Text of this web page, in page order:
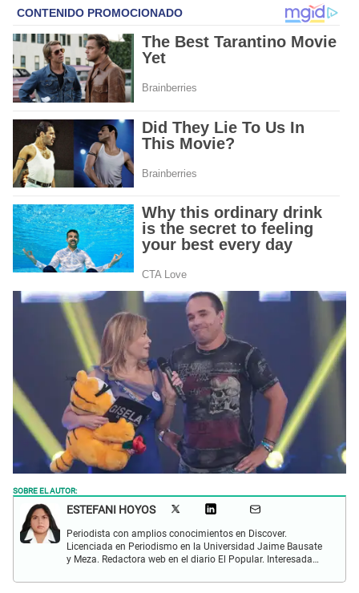
SOBRE EL AUTOR:
ESTEFANI HOYOS
Periodista con amplios conocimientos en Discover.
Licenciada en Periodismo en la Universidad Jaime Bausate
y Meza. Redactora web en el diario El Popular. Interesada
internacional; tendencias, películas y series.